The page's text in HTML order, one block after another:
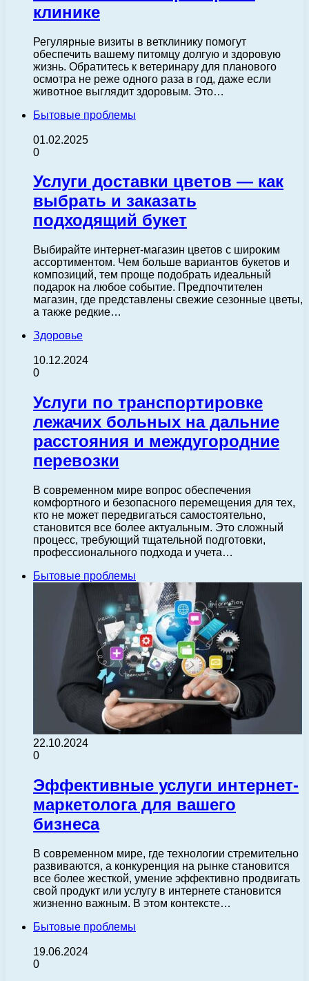
клинике
Регулярные визиты в ветклинику помогут
обеспечить вашему питомцу долгую и здоровую
жизнь. Обратитесь к ветеринару для планового
осмотра не реже одного раза в год, даже если
животное выглядит здоровым. Это…
Бытовые проблемы
01.02.2025
0
Услуги доставки цветов — как
выбрать и заказать
подходящий букет
Выбирайте интернет-магазин цветов с широким
ассортиментом. Чем больше вариантов букетов и
композиций, тем проще подобрать идеальный
подарок на любое событие. Предпочтителен
магазин, где представлены свежие сезонные цветы,
а также редкие…
Здоровье
10.12.2024
0
Услуги по транспортировке
лежачих больных на дальние
расстояния и междугородние
перевозки
В современном мире вопрос обеспечения
комфортного и безопасного перемещения для тех,
кто не может передвигаться самостоятельно,
становится все более актуальным. Это сложный
процесс, требующий тщательной подготовки,
профессионального подхода и учета…
Бытовые проблемы
22.10.2024
0
Эффективные услуги интернет-
маркетолога для вашего
бизнеса
В современном мире, где технологии стремительно
развиваются, а конкуренция на рынке становится
все более жесткой, умение эффективно продвигать
свой продукт или услугу в интернете становится
жизненно важным. В этом контексте…
Бытовые проблемы
19.06.2024
0